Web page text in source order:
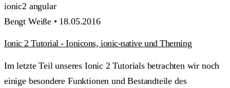
ionic2 angular
Bengt Weiße • 18.05.2016
Ionic 2 Tutorial - Ionicons, ionic-native und Theming
Im letzte Teil unseres Ionic 2 Tutorials betrachten wir noch
einige besondere Funktionen und Bestandteile des